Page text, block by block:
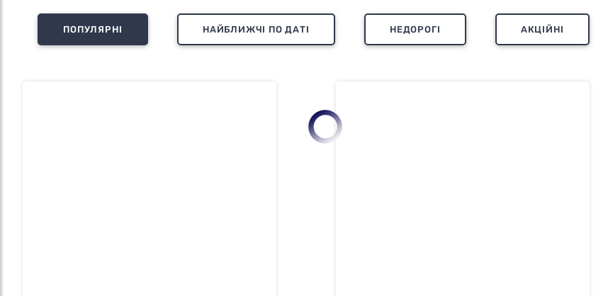
ПОПУЛЯРНІ НАЙБЛИЖЧІ ПО ДАТІ НЕДОРОГІ АКЦІЙНІ